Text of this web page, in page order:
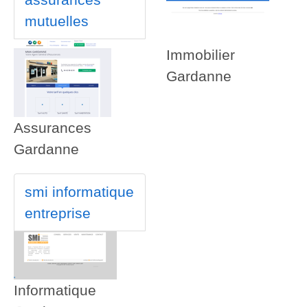
mutuelles
Assurances
Gardanne
Immobilier
Gardanne
smi informatique
entreprise
Informatique